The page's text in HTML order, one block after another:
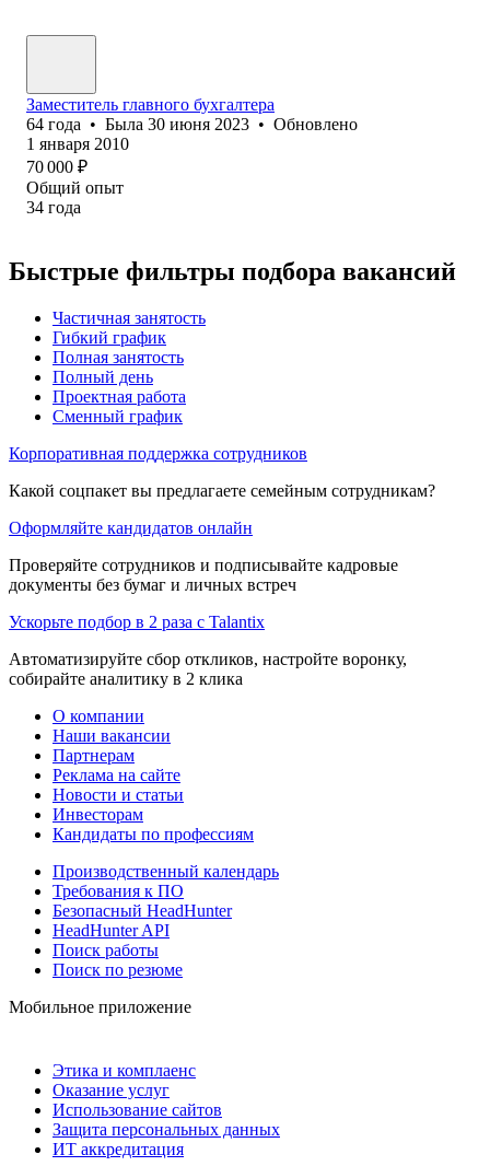
Заместитель главного бухгалтера
64 года • Была 30 июня 2023 • Обновлено
1 января 2010
70 000 ₽
Общий опыт
34 года
Быстрые фильтры подбора вакансий
Частичная занятость
Гибкий график
Полная занятость
Полный день
Проектная работа
Сменный график
Корпоративная поддержка сотрудников
Какой соцпакет вы предлагаете семейным сотрудникам?
Оформляйте кандидатов онлайн
Проверяйте сотрудников и подписывайте кадровые
документы без бумаг и личных встреч
Ускорьте подбор в 2 раза с Talantix
Автоматизируйте сбор откликов, настройте воронку,
собирайте аналитику в 2 клика
О компании
Наши вакансии
Партнерам
Реклама на сайте
Новости и статьи
Инвесторам
Кандидаты по профессиям
Производственный календарь
Требования к ПО
Безопасный HeadHunter
HeadHunter API
Поиск работы
Поиск по резюме
Мобильное приложение
Этика и комплаенс
Оказание услуг
Использование сайтов
Защита персональных данных
ИТ аккредитация